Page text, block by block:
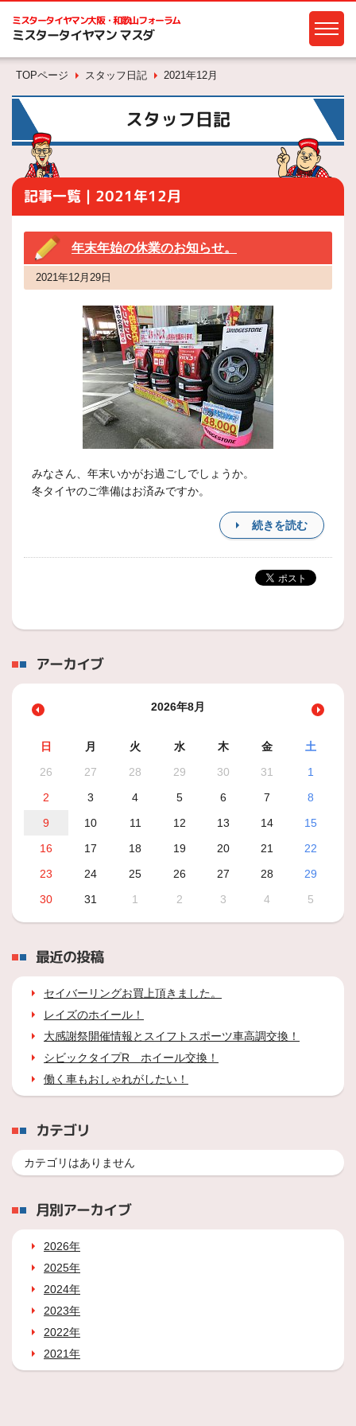
ミスタータイヤマン大阪・和歌山フォーラム
ミスタータイヤマン マスダ
TOPページ スタッフ日記 2021年12月
スタッフ日記
記事一覧｜2021年12月
年末年始の休業のお知らせ。
2021年12月29日
みなさん、年末いかがお過ごしでしょうか。
冬タイヤのご準備はお済みですか。
続きを読む
アーカイブ
2026年8月
日 月 火 水 木 金
土
26
27 28 29 30 31
1
2
3 4 5 6 7
8
9
10 11 12 13 14
15
16
17 18 19 20 21
22
23
24 25 26 27 28
29
30
31 1 2 3 4 5
最近の投稿
セイバーリングお買上頂きました。
レイズのホイール！
大感謝祭開催情報とスイフトスポーツ車高調交換！
シビックタイプR ホイール交換！
働く車もおしゃれがしたい！
カテゴリ
カテゴリはありません
月別アーカイブ
2026年
2025年
2024年
2023年
2022年
2021年